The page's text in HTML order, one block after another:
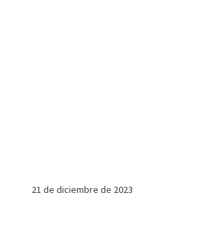
21 de diciembre de 2023